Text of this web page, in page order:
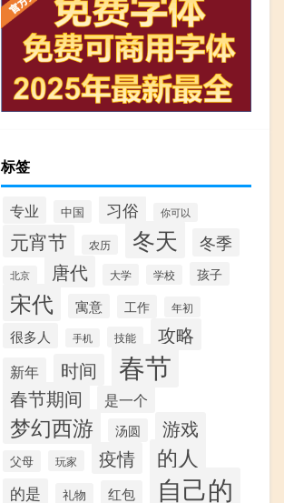
标签
专业 中国 习俗 你可以
元宵节 农历 冬天 冬季
北京 唐代 大学 学校 孩子
宋代 寓意 工作 年初
很多人 手机 技能 攻略
新年 时间 春节
春节期间 是一个
梦幻西游 汤圆 游戏
父母 玩家 疫情 的人
的是 礼物 红包 自己的